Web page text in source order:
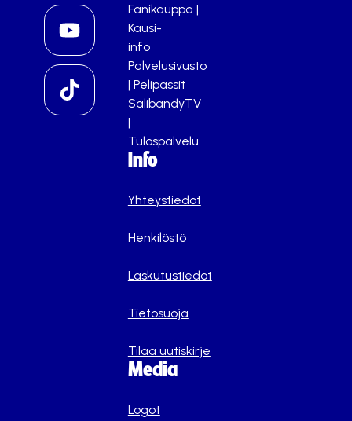
Fanikauppa |
Kausi-
info
Palvelusivusto
| Pelipassit
SalibandyTV
|
Tulospalvelu
Info
Yhteystiedot
Henkilöstö
Laskutustiedot
Tietosuoja
Tilaa uutiskirje
Media
Logot